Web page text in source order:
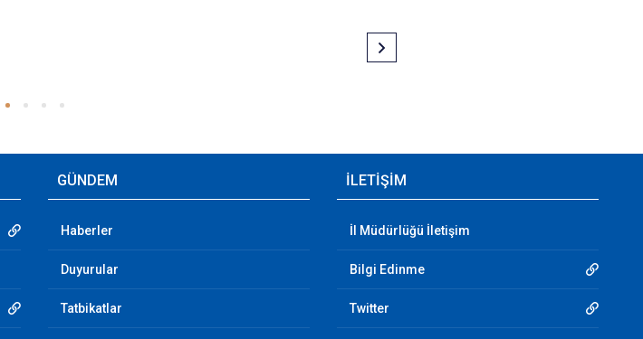
GÜNDEM
Haberler
Duyurular
Tatbikatlar
İLETİŞİM
İl Müdürlüğü İletişim
Bilgi Edinme
Twitter